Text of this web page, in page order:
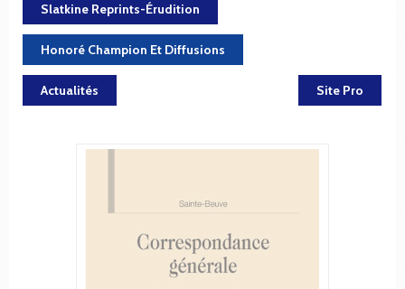
Slatkine Reprints-Érudition
Honoré Champion Et Diffusions
Actualités Site Pro